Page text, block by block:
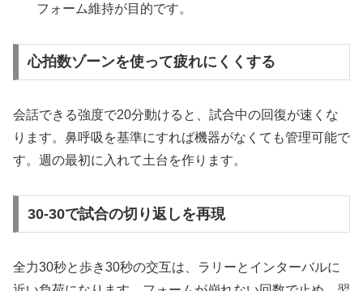
フォーム維持が目的です。
心拍数ゾーンを使って疲れにくくする
会話できる強度で20分動けると、試合中の回復が速くな
ります。鼻呼吸を基準にすれば機器がなくても管理可能で
す。週の最初に入れて土台を作ります。
30-30で試合の切り返しを再現
全力30秒と歩き30秒の交互は、ラリーとインターバルに